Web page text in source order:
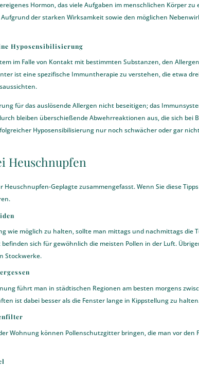
Hormon, das viele Aufgaben im menschlichen Körper
der starken Wirksamkeit sowie den möglichen
Hyposensibilisierung
im Falle von Kontakt mit bestimmten Substanzen, den
ist eine spezifische Immuntherapie zu verstehen, die etwa
für das auslösende Allergen nicht beseitigen; das
bleiben überschießende Abwehrreaktionen aus, die sich
Hyposensibilisierung nur noch schwächer oder gar
Heuschnupfen
Heuschnupfen-Geplagte zusammengefasst. Wenn Sie diese
wie möglich zu halten, sollte man mittags und nachmittags die
sich für gewöhnlich die meisten Pollen in der Luft.
Stockwerke.
führt man in städtischen Regionen am besten morgens
ist dabei besser als die Fenster lange in Kippstellung zu
Wohnung können Pollenschutzgitter bringen, die man vor